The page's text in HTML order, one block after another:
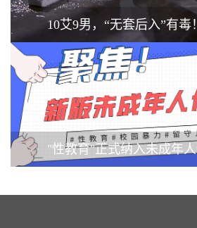
10艾9男，“无套后入”有毒
染艾滋
"性教育"正式纳入未成年